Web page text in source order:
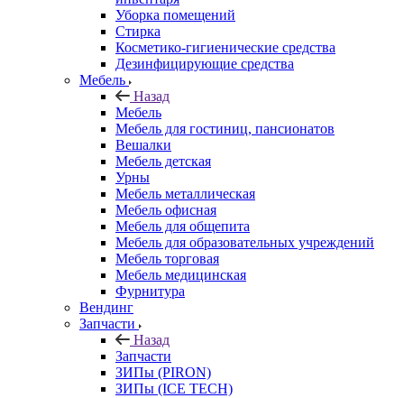
Уборка помещений
Стирка
Косметико-гигиенические средства
Дезинфицирующие средства
Мебель
Назад
Мебель
Мебель для гостиниц, пансионатов
Вешалки
Мебель детская
Урны
Мебель металлическая
Мебель офисная
Мебель для общепита
Мебель для образовательных учреждений
Мебель торговая
Мебель медицинская
Фурнитура
Вендинг
Запчасти
Назад
Запчасти
ЗИПы (PIRON)
ЗИПы (ICE TECH)